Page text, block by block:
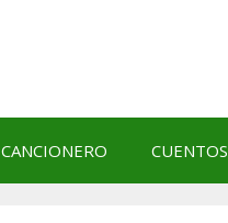
CANCIONERO CUENTOS